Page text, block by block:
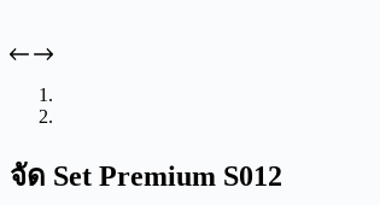
จัด Set Premium S012